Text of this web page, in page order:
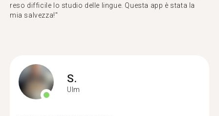
reso difficile lo studio delle lingue. Questa app è stata la
mia salvezza!"
S.
Ulm